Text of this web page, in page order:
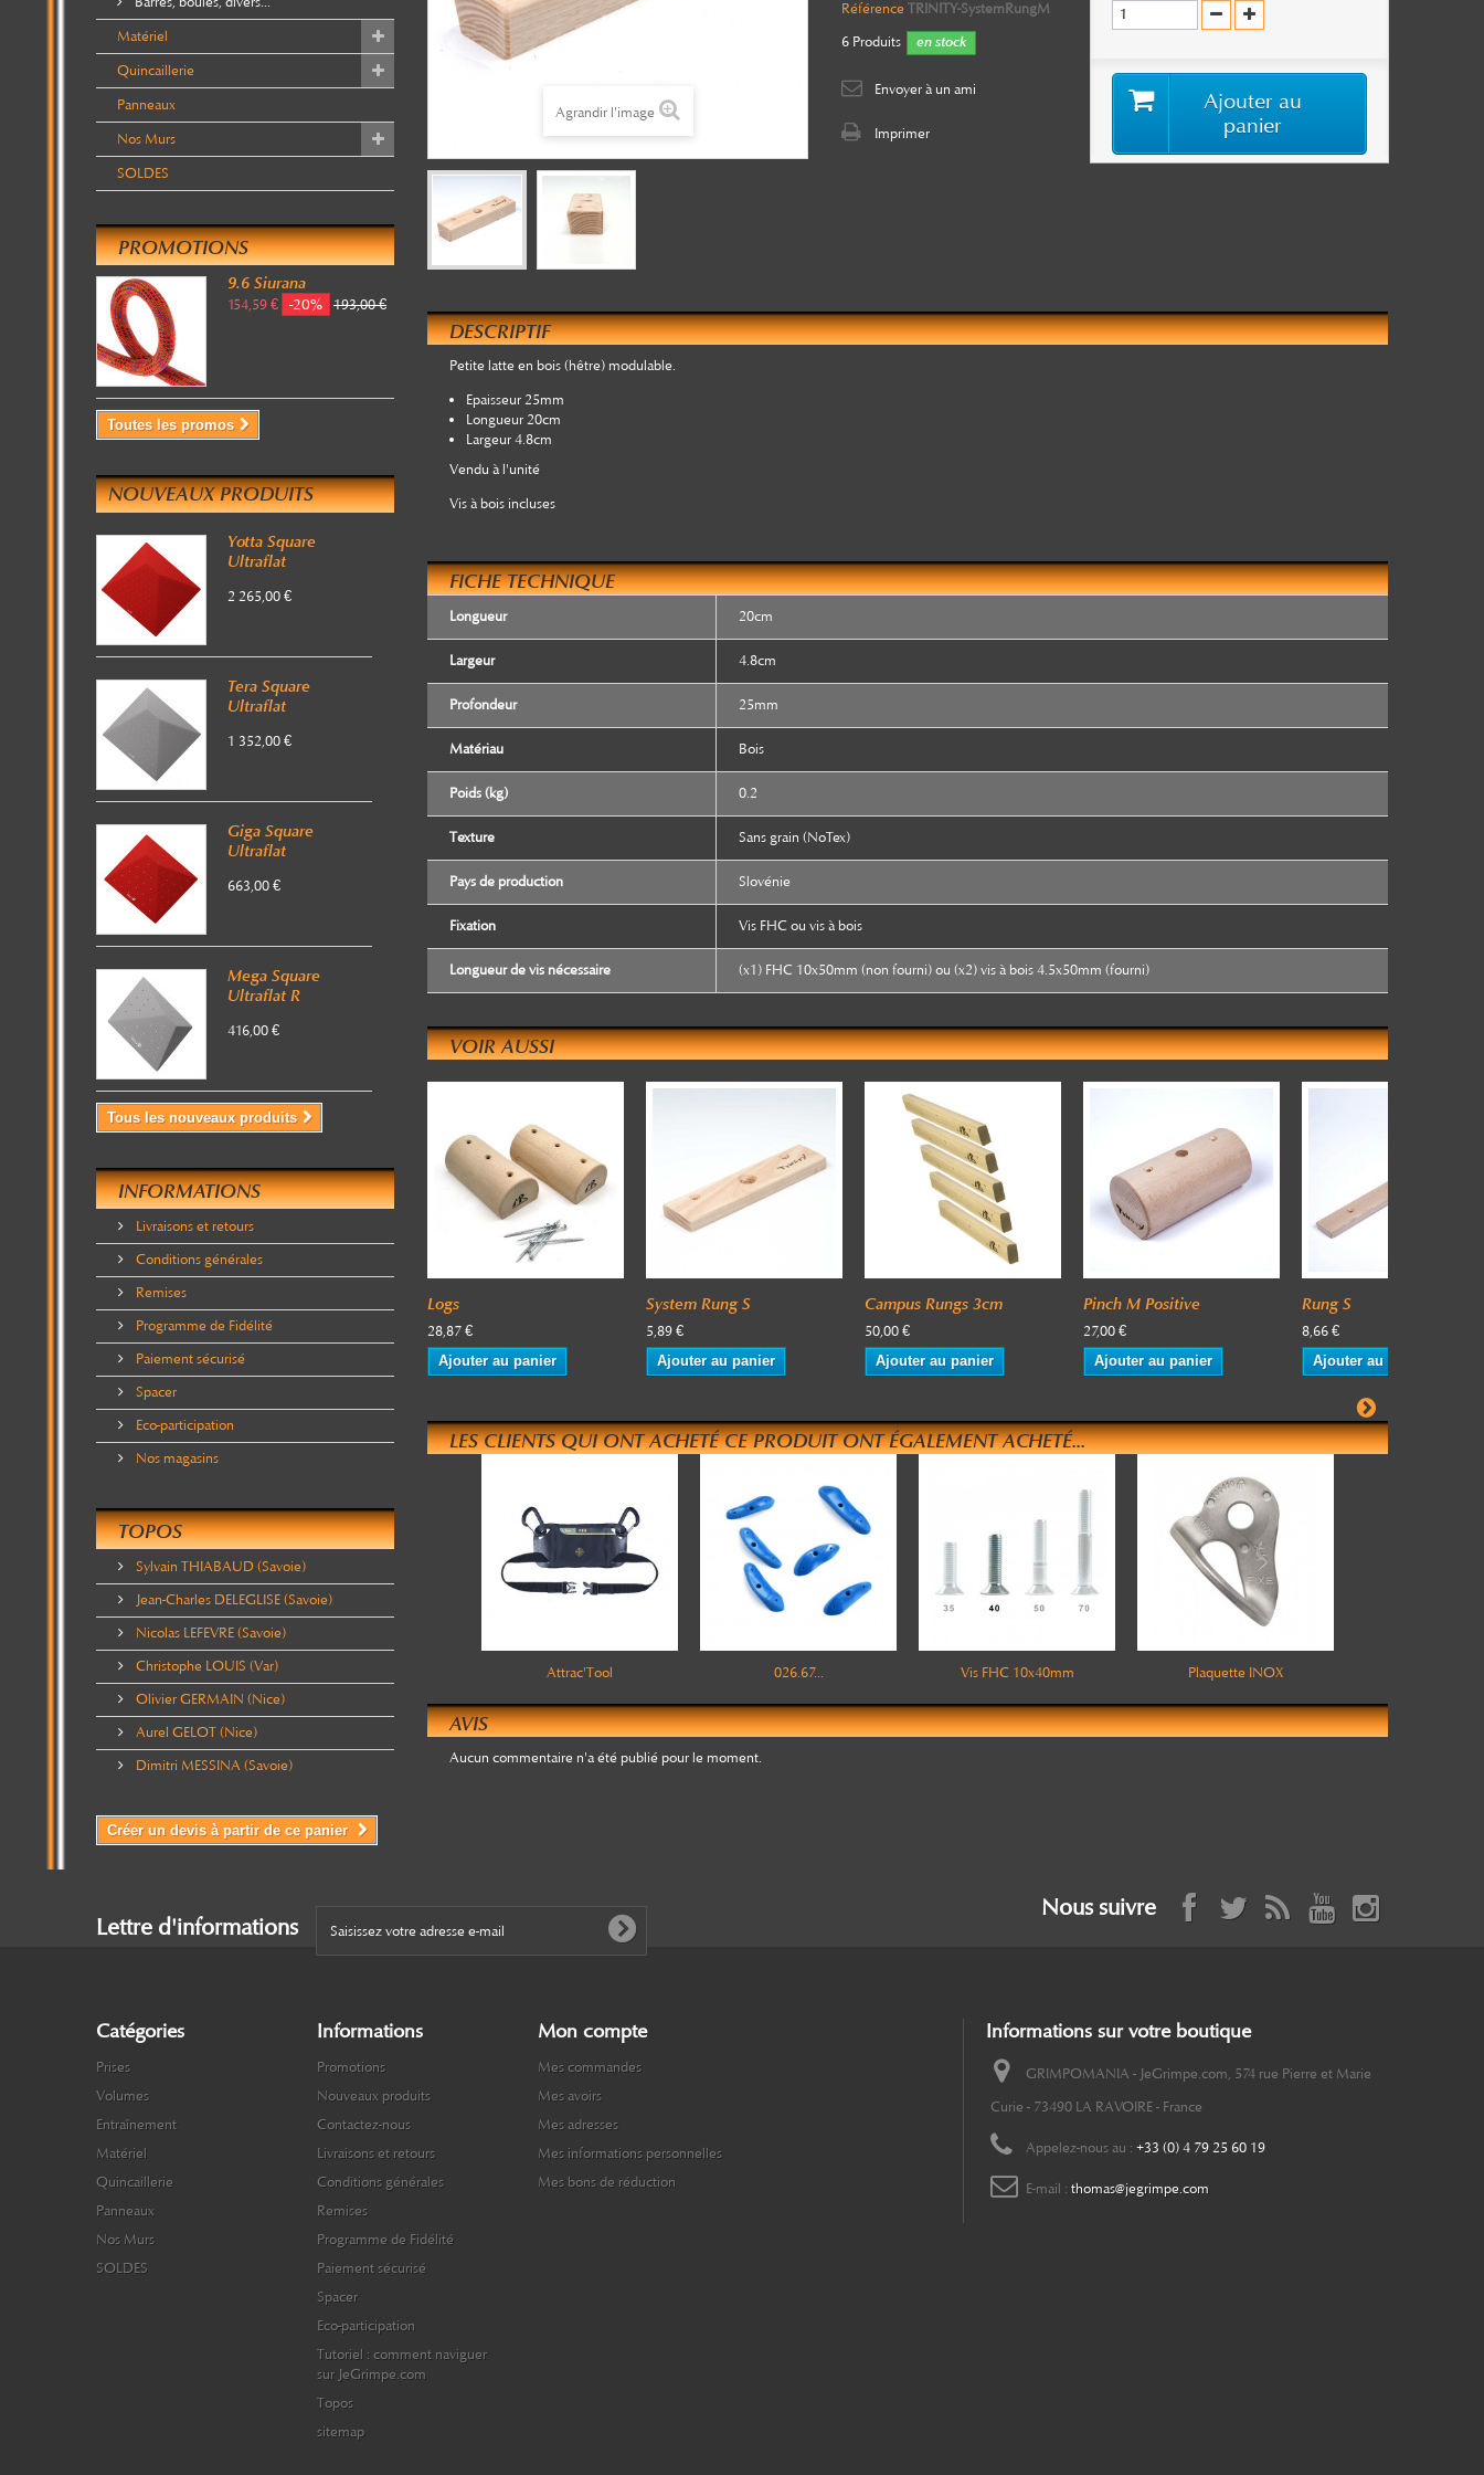
Matériel
Quincaillerie
Panneaux
Nos Murs
SOLDES
PROMOTIONS
9.6 Siurana
154,59 € -20% 193,00 €
Toutes les promos
NOUVEAUX PRODUITS
Yotta Square
Ultraflat
2 265,00 €
Tera Square
Ultraflat
1 352,00 €
Giga Square
Ultraflat
663,00 €
Mega Square
Ultraflat R
416,00 €
Tous les nouveaux produits
INFORMATIONS
Livraisons et retours
Conditions générales
Remises
Programme de Fidélité
Paiement sécurisé
Spacer
Eco-participation
Nos magasins
TOPOS
Sylvain THIABAUD (Savoie)
Jean-Charles DELEGLISE (Savoie)
Nicolas LEFEVRE (Savoie)
Christophe LOUIS (Var)
Olivier GERMAIN (Nice)
Aurel GELOT (Nice)
Dimitri MESSINA (Savoie)
Créer un devis à partir de ce panier
Agrandir l'image
RéférenceTRINITY-SystemRungM
6 Produits en stock
Envoyer à un ami
Imprimer
Ajouter au
panier
DESCRIPTIF
Petite latte en bois (hêtre) modulable.
Epaisseur 25mm
Longueur 20cm
Largeur 4.8cm
Vendu à l'unité
Vis à bois incluses
FICHE TECHNIQUE
Longueur 20cm
Largeur 4.8cm
Profondeur 25mm
Matériau Bois
Poids (kg) 0.2
Texture Sans grain (NoTex)
Pays de production Slovénie
Fixation Vis FHC ou vis à bois
Longueur de vis nécessaire (x1) FHC 10x50mm (non fourni) ou (x2) vis à bois 4.5x50mm (fourni)
VOIR AUSSI
Logs
28,87 €
Ajouter au panier
System Rung S
5,89 €
Ajouter au panier
Campus Rungs 3cm
50,00 €
Ajouter au panier
Pinch M Positive
27,00 €
Ajouter au panier
Rung S
8,66 €
Ajouter au panier
LES CLIENTS QUI ONT ACHETÉ CE PRODUIT ONT ÉGALEMENT ACHETÉ...
Attrac'Tool 026.67... Vis FHC 10x40mm Plaquette INOX
AVIS
Aucun commentaire n'a été publié pour le moment.
Lettre d'informations
Nous suivre
Catégories
Prises
Volumes
Entraînement
Matériel
Quincaillerie
Panneaux
Nos Murs
SOLDES
Informations
Promotions
Nouveaux produits
Contactez-nous
Livraisons et retours
Conditions générales
Remises
Programme de Fidélité
Paiement sécurisé
Spacer
Eco-participation
Tutoriel : comment naviguer
sur JeGrimpe.com
Topos
sitemap
Mon compte
Mes commandes
Mes avoirs
Mes adresses
Mes informations personnelles
Mes bons de réduction
Informations sur votre boutique
GRIMPOMANIA - JeGrimpe.com, 574 rue Pierre et Marie
Curie - 73490 LA RAVOIRE - France
Appelez-nous au : +33 (0) 4 79 25 60 19
E-mail : thomas@jegrimpe.com